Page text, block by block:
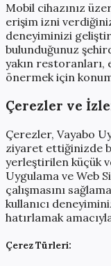
Mobil cihazınız
erişim izni
deneyiminizi
bulunduğunuz
yakın
önermek için
Çerezler ve
Çerezler, Vayabo
ziyaret ettiğinizde
yerleştirilen küçük
Uygulama ve Web
çalışmasını
kullanıcı
hatırlamak
Çerez Türleri: